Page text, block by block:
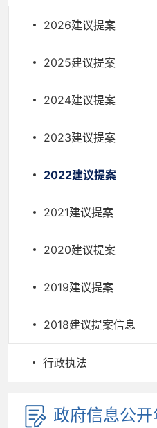
2026建议提案
2025建议提案
2024建议提案
2023建议提案
2022建议提案
2021建议提案
2020建议提案
2019建议提案
2018建议提案信息
行政执法
政府信息公